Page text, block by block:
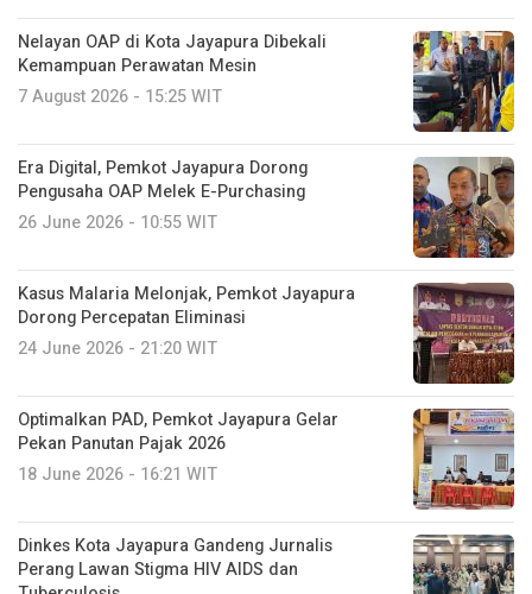
Nelayan OAP di Kota Jayapura Dibekali
Kemampuan Perawatan Mesin
7 August 2026 - 15:25 WIT
Era Digital, Pemkot Jayapura Dorong
Pengusaha OAP Melek E-Purchasing
26 June 2026 - 10:55 WIT
Kasus Malaria Melonjak, Pemkot Jayapura
Dorong Percepatan Eliminasi
24 June 2026 - 21:20 WIT
Optimalkan PAD, Pemkot Jayapura Gelar
Pekan Panutan Pajak 2026
18 June 2026 - 16:21 WIT
Dinkes Kota Jayapura Gandeng Jurnalis
Perang Lawan Stigma HIV AIDS dan